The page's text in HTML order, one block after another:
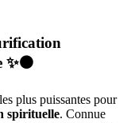
✨⚫
plus puissantes pour
spirituelle. Connue